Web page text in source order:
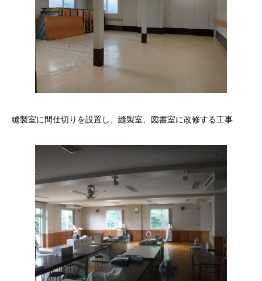
縫製室に間仕切りを設置し、縫製室、図書室に改修する工事